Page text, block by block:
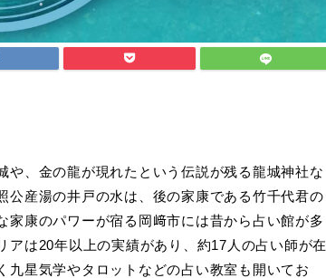
、金の龍が現れたという伝説が残る龍城神社な
公産湯の井戸の水は、後の家康である竹千代君の
康のパワーが宿る岡﨑市には昔から占い館が多
アは20年以上の実績があり、約17人の占い師が在
星気学やタロットなどの占い教室も開いてお